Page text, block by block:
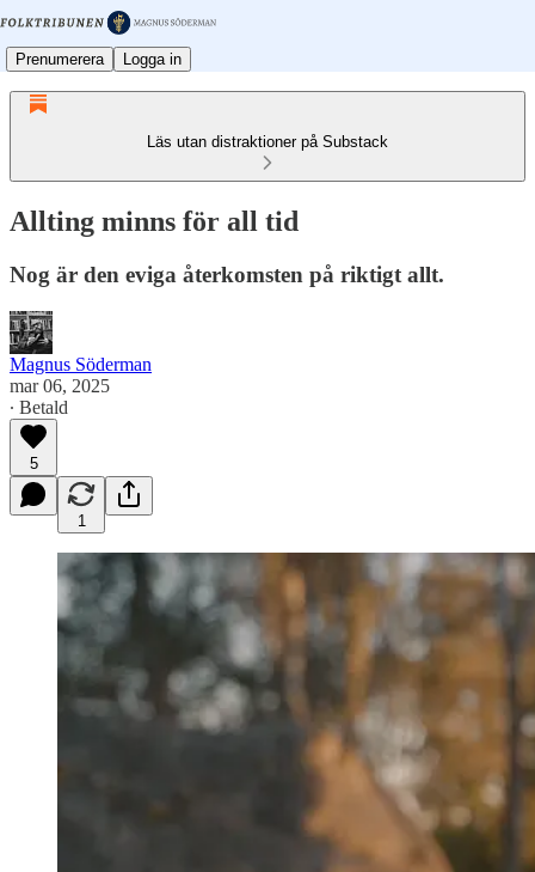
Prenumerera Logga in
Läs utan distraktioner på Substack
Allting minns för all tid
Nog är den eviga återkomsten på riktigt allt.
Magnus Söderman
mar 06, 2025
∙ Betald
5
1